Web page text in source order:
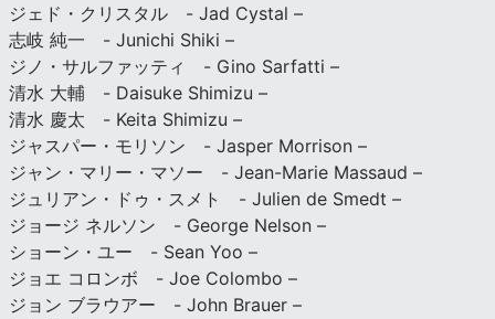
ジェド・クリスタル - Jad Cystal –
志岐 純一 - Junichi Shiki –
ジノ・サルファッティ - Gino Sarfatti –
清水 大輔 - Daisuke Shimizu –
清水 慶太 - Keita Shimizu –
ジャスパー・モリソン - Jasper Morrison –
ジャン・マリー・マソー - Jean-Marie Massaud –
ジュリアン・ドゥ・スメト - Julien de Smedt –
ジョージ ネルソン - George Nelson –
ショーン・ユー - Sean Yoo –
ジョエ コロンボ - Joe Colombo –
ジョン ブラウアー - John Brauer –